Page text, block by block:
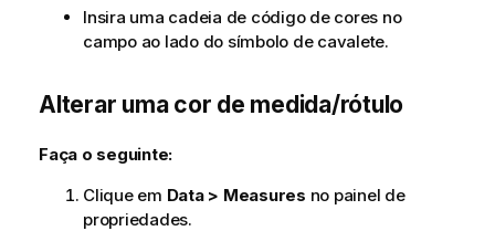
Insira uma cadeia de código de cores no
campo ao lado do símbolo de cavalete.
Alterar uma cor de medida/rótulo
Faça o seguinte:
Clique em Data > Measures no painel de
propriedades.